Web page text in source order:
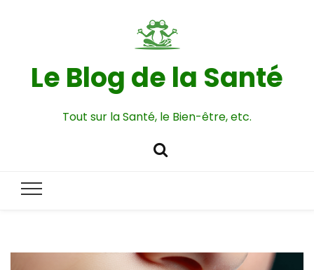
Le Blog de la Santé
Tout sur la Santé, le Bien-être, etc.